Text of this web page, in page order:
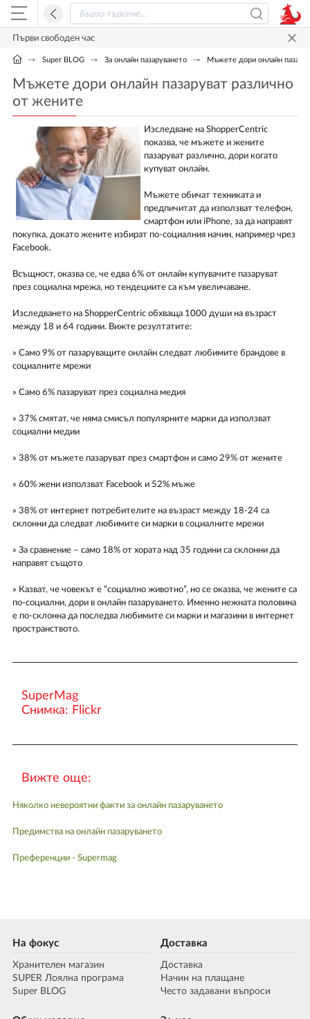
Първи свободен час
Super BLOG За онлайн пазаруването Мъжете дори онлайн
Мъжете дори онлайн пазаруват различно
от жените
Изследване на ShopperCentric
показва, че мъжете и жените
пазаруват различно, дори когато
купуват онлайн.
Мъжете обичат техниката и
предпичитат да използват телефон,
смартфон или iPhone, за да направят
покупка, докато жените избират по-социалния начин, например чрез
Facebook.
Всъщност, оказва се, че едва 6% от онлайн купувачите пазаруват
през социална мрежа, но тендециите са към увеличаване.
Изследването на ShopperCentric обхваща 1000 души на възраст
между 18 и 64 години. Вижте резултатите:
» Само 9% от пазаруващите онлайн следват любимите брандове в
социалните мрежи
» Само 6% пазаруват през социална медия
» 37% смятат, че няма смисъл популярните марки да използват
социални медии
» 38% от мъжете пазаруват през смартфон и само 29% от жените
» 60% жени използват Facebook и 52% мъже
» 38% от интернет потребителите на възраст между 18-24 са
склонни да следват любимите си марки в социалните мрежи
» За сравнение – само 18% от хората над 35 години са склонни да
направят същото
» Казват, че човекът е “социално животно”, но се оказва, че жените са
по-социални, дори в онлайн пазаруването. Именно нежната половина
е по-склонна да последва любимите си марки и магазини в интернет
пространството.
SuperMag
Снимка: Flickr
Вижте още:
Няколко невероятни факти за онлайн пазаруването
Предимства на онлайн пазаруването
Преференции - Supermag
На фокус
Хранителен магазин
SUPER Лоялна програма
Super BLOG
Доставка
Доставка
Начин на плащане
Често задавани въпроси